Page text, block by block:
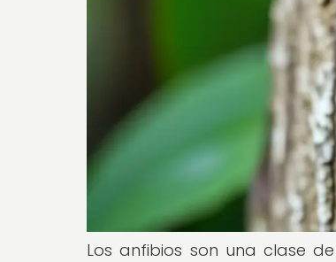
Los anfibios son una clase